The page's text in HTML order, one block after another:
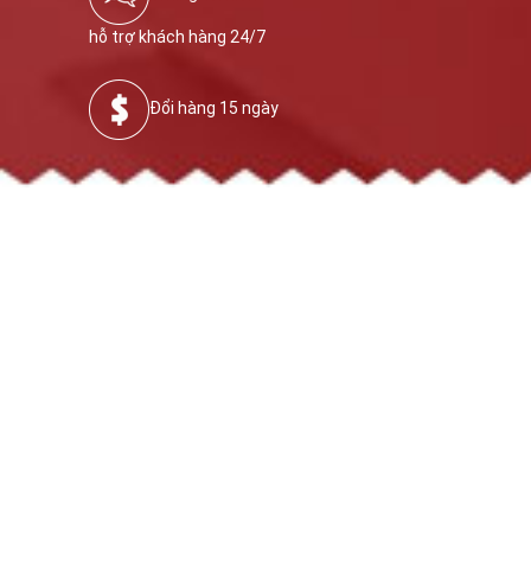
hỗ trợ khách hàng 24/7
Đổi hàng 15 ngày